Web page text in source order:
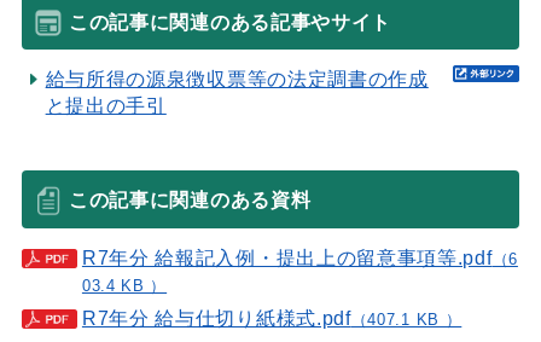
この記事に関連のある記事やサイト
給与所得の源泉徴収票等の法定調書の作成
と提出の手引
この記事に関連のある資料
R7年分 給報記入例・提出上の留意事項等.pdf（6
03.4 KB ）
R7年分 給与仕切り紙様式.pdf（407.1 KB ）